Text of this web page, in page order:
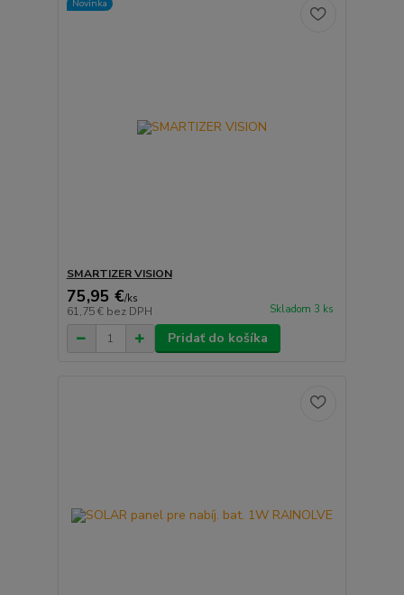
Novinka
SMARTIZER VISION
75,95 €/ks
61,75 € bez DPH Skladom 3 ks
Pridať do košíka